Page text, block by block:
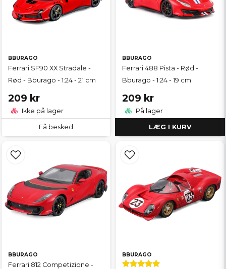
BBURAGO
Ferrari SF90 XX Stradale -
Rød - Bburago - 1:24 - 21 cm
209 kr
Ikke på lager
Få besked
BBURAGO
Ferrari 488 Pista - Rød -
Bburago - 1:24 - 19 cm
209 kr
På lager
LÆG I KURV
BBURAGO
Ferrari 812 Competizione -
BBURAGO